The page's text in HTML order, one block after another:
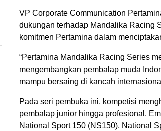
VP Corporate Communication
dukungan terhadap Mandalika Racing
komitmen Pertamina dalam
“Pertamina Mandalika Racing Series
mengembangkan pembalap muda
mampu bersaing di kancah
Pada seri pembuka ini, kompetisi
pembalap junior hingga profesional.
National Sport 150 (NS150), National